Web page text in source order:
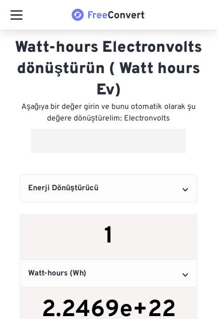
Watt-hours Electronvolts
dönüştürün ( Watt hours
Ev)
Aşağıya bir değer girin ve bunu otomatik olarak şu
değere dönüştürelim: Electronvolts